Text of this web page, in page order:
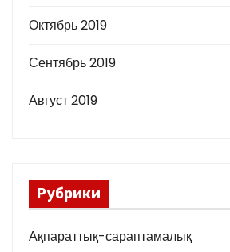
Октябрь 2019
Сентябрь 2019
Август 2019
Рубрики
Ақпараттық-сараптамалық